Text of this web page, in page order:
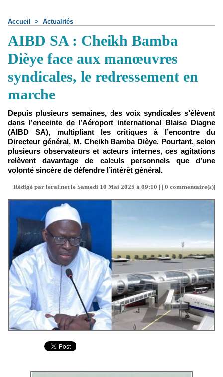
Accueil > Actualités
AIBD SA : Cheikh Bamba
Dièye face aux manœuvres
syndicales, le redressement en
marche
Depuis plusieurs semaines, des voix syndicales s’élèvent
dans l’enceinte de l’Aéroport international Blaise Diagne
(AIBD SA), multipliant les critiques à l’encontre du
Directeur général, M. Cheikh Bamba Dièye. Pourtant, selon
plusieurs observateurs et acteurs internes, ces agitations
relèvent davantage de calculs personnels que d’une
volonté sincère de défendre l’intérêt général.
Rédigé par leral.net le Samedi 10 Mai 2025 à 09:10 | | 0 commentaire(s)|